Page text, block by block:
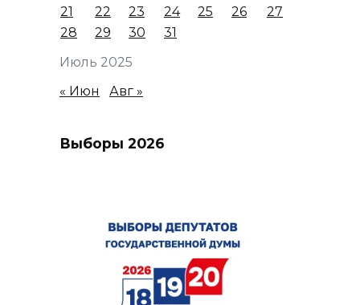
Июль 2025
21
22 23 24 25 26
27
28
29 30 31
« Июн Авг »
Выборы 2026